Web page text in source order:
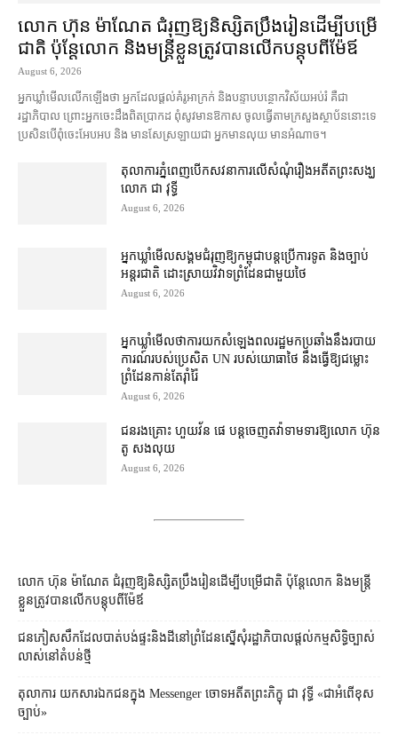
លោក ហ៊ុន ម៉ាណែត ជំរុញ​ឱ្យ​និស្សិត​ប្រឹងរៀន​ដើម្បី​បម្រើ​
ជាតិ ប៉ុន្តែ​លោក និង​មន្ត្រី​​ខ្លួន​ត្រូវ​បាន​លើក​បន្តុប​ពី​ម៉ែឪ
August 6, 2026
អ្នកឃ្លាំមើល​លើកឡើង​ថា អ្នក​ដែល​ផ្ដល់​គំរូ​អាក្រក់ និង​បន្ទាបបន្ថោក​វិស័យ​អប់រំ គឺជា​
រដ្ឋាភិបាល ព្រោះ​អ្នកចេះដឹង​ពិតប្រាកដ ពុំ​សូវ​មានឱកាស ចូល​ធ្វើតាម​ក្រសួង​ស្ថាប័ន​នោះ​ទេ
ប្រសិនបើ​ពុំ​ចេះ​អែបអប និង មាន​សែស្រឡាយ​ជា អ្នកមាន​លុយ មានអំណាច។
តុលាការ​ភ្នំពេញ​​បើកសវនាការ​លើ​សំណុំរឿង​​អតីត​ព្រះសង្ឃ
លោក ជា វុទ្ធី
August 6, 2026
អ្នកឃ្លាំមើល​សង្គម​ជំរុញ​ឱ្យ​កម្ពុជា​បន្ត​ប្រើ​ការទូត និង​ច្បាប់​
អន្តរជាតិ ដោះស្រាយ​វិវាទ​ព្រំដែន​ជាមួយ​ថៃ
August 6, 2026
អ្នកឃ្លាំមើល​ថា​ការ​យក​សំឡេង​ពលរដ្ឋ​មក​ប្រឆាំង​នឹង​របាយ
ការណ៍​របស់​ប្រេសិត UN របស់​យោធា​ថៃ នឹង​ធ្វើ​ឱ្យ​ជម្លោះ
ព្រំដែន​កាន់តែ​រ៉ាំរ៉ៃ
August 6, 2026
ជនរងគ្រោះ ហួយវ័ន ផេ បន្ត​ចេញ​តវ៉ា​ទាមទារ​ឱ្យ​លោក ហ៊ុន
តូ សង​លុយ
August 6, 2026
លោក ហ៊ុន ម៉ាណែត ជំរុញ​ឱ្យ​និស្សិត​ប្រឹងរៀន​ដើម្បី​បម្រើ​ជាតិ ប៉ុន្តែ​លោក និង​មន្ត្រី​​
ខ្លួន​ត្រូវ​បាន​លើក​បន្តុប​ពី​ម៉ែឪ
ជនភៀសសឹក​ដែល​បាត់បង់​ផ្ទះ​និង​ដី​នៅ​ព្រំដែន​ស្នើសុំ​រដ្ឋាភិបាល​ផ្តល់​កម្មសិទ្ធិ​ច្បាស់
លាស់​នៅ​តំបន់​ថ្មី
តុលាការ​​ យកសារឯកជនក្នុង Messenger ចោទអតីតព្រះភិក្ខុ ជា វុទ្ធី «ជាអំពើខុស
ច្បាប់»